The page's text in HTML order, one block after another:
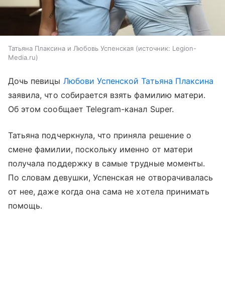
Татьяна Плаксина и Любовь Успенская источник: Legion-
Media.ru
Дочь певицы Любови Успенской Татьяна Плаксина
заявила, что собирается взять фамилию матери.
Об этом сообщает Telegram-канал Super.
Татьяна подчеркнула, что приняла решение о
смене фамилии, поскольку именно от матери
получала поддержку в самые трудные моменты.
По словам девушки, Успенская не отворачивалась
от нее, даже когда она сама не хотела принимать
помощь.